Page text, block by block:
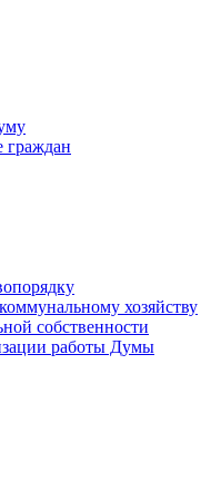
граждан
хозяйству
собственности
работы Думы